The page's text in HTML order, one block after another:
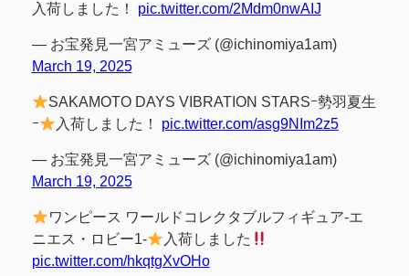
入荷しました！ pic.twitter.com/2Mdm0nwAIJ
— お宝発見一宮アミューズ (@ichinomiya1am)
March 19, 2025
SAKAMOTO DAYS VIBRATION STARSｰ勢羽夏生
ｰ
入荷しました！ pic.twitter.com/asg9NIm2z5
— お宝発見一宮アミューズ (@ichinomiya1am)
March 19, 2025
ワンピース ワールドコレクタブルフィギュア-エ
ニエス・ロビー1-
入荷しました
pic.twitter.com/hkqtgXvOHo